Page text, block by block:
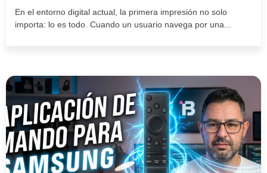
En el entorno digital actual, la primera impresión no solo
importa: lo es todo. Cuando un usuario navega por una...